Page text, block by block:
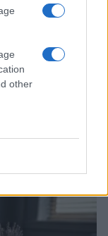
other